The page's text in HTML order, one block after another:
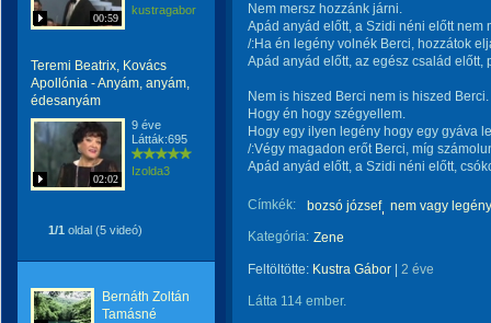
00:59
kustragabor
Teremi Beatrix, Kovács
Apollónia - Anyám, anyám,
édesanyám
02:02
9 éve
Látták:695
Izolda3
1/1 oldal (5 videó)
Bernáth Zoltán
Tamásné
Nem mersz hozzánk járni.
Apád anyád előtt, a Szidi néni előtt nem
/:Ha én legény volnék Berci, hozzátok
Apád anyád előtt, az egész család előtt,
Nem is hiszed Berci nem is hiszed Berci.
Hogy én hogy szégyellem.
Hogy egy ilyen legény hogy egy gyáva
/:Végy magadon erőt Berci, míg
Apád anyád előtt, a Szidi néni előtt,
Címkék: bozsó józsef nem vagy
Kategória: Zene
Feltöltötte: Kustra Gábor 2 éve
Látta 114 ember.